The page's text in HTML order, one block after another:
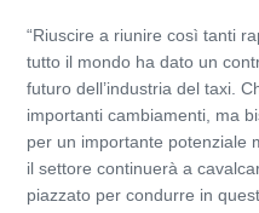
“Riuscire a riunire così tanti
tutto il mondo ha dato un
futuro dell’industria del taxi.
importanti cambiamenti, ma
per un importante potenziale
il settore continuerà a
piazzato per condurre in